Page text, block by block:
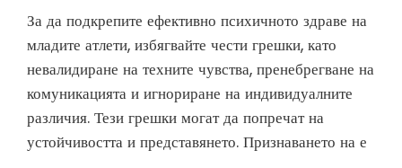
За да подкрепите ефективно психичното здраве на
младите атлети, избягвайте чести грешки, като
невалидиране на техните чувства, пренебрегване на
комуникацията и игнориране на индивидуалните
различия. Тези грешки могат да попречат на
устойчивостта и представянето. Признаването на е